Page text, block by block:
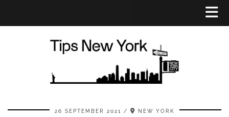
26 SEPTEMBER 2021 NEW YORK